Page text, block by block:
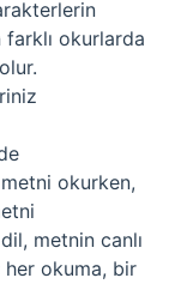
okurlarda
okurken,
metnin canlı
her okuma, bir